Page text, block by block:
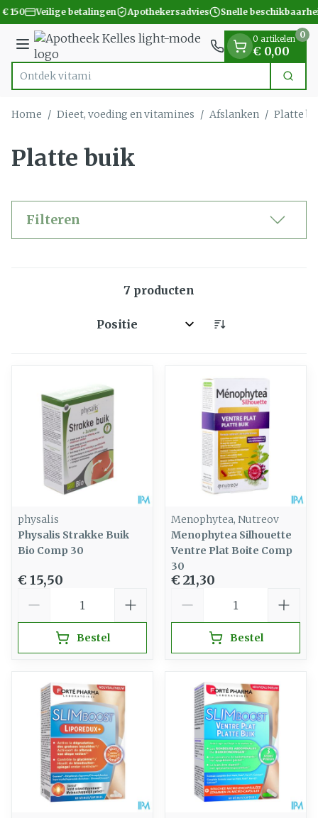
Ga naar de inhoud
1 van 1
150 Veilige betalingen Apothekersadvies Snelle
Menu
Product, merk, categorie...
Ontde Zoek
0 artikelen
€ 0,00
0
Home / Dieet, voeding en vitamines / Afslanken / Platte
Platte buik
Filteren
7 producten
Sorteer op:
physalis
Physalis Strakke Buik
Bio Comp 30
€ 15,50
Bestel
Menophytea, Nutreov
Menophytea Silhouette
Ventre Plat Boite Comp
30
€ 21,30
Bestel